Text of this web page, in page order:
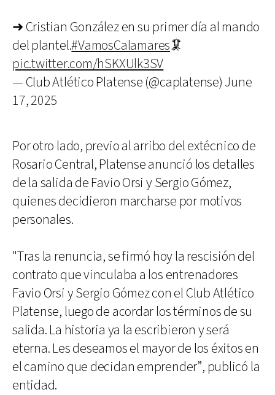
➜ Cristian González en su primer día al mando
del plantel.#VamosCalamares🦑
pic.twitter.com/hSKXUlk3SV
— Club Atlético Platense (@caplatense) June
17, 2025
Por otro lado, previo al arribo del extécnico de
Rosario Central, Platense anunció los detalles
de la salida de Favio Orsi y Sergio Gómez,
quienes decidieron marcharse por motivos
personales.
"Tras la renuncia, se firmó hoy la rescisión del
contrato que vinculaba a los entrenadores
Favio Orsi y Sergio Gómez con el Club Atlético
Platense, luego de acordar los términos de su
salida. La historia ya la escribieron y será
eterna. Les deseamos el mayor de los éxitos en
el camino que decidan emprender”, publicó la
entidad.